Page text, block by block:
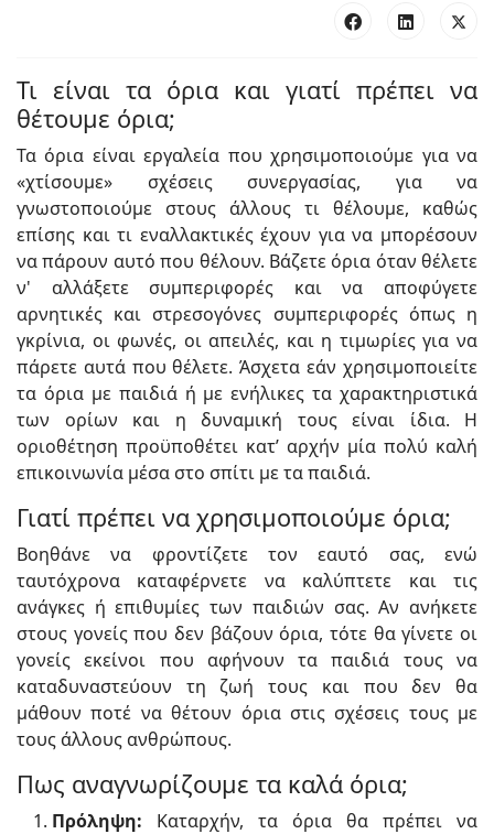
Τι είναι τα όρια και γιατί πρέπει να
θέτουμε όρια;
Τα όρια είναι εργαλεία που χρησιμοποιούμε για να
«χτίσουμε» σχέσεις συνεργασίας, για να
γνωστοποιούμε στους άλλους τι θέλουμε, καθώς
επίσης και τι εναλλακτικές έχουν για να μπορέσουν
να πάρουν αυτό που θέλουν. Βάζετε όρια όταν θέλετε
ν' αλλάξετε συμπεριφορές και να αποφύγετε
αρνητικές και στρεσογόνες συμπεριφορές όπως η
γκρίνια, οι φωνές, οι απειλές, και η τιμωρίες για να
πάρετε αυτά που θέλετε. Άσχετα εάν χρησιμοποιείτε
τα όρια με παιδιά ή με ενήλικες τα χαρακτηριστικά
των ορίων και η δυναμική τους είναι ίδια. Η
οριοθέτηση προϋποθέτει κατ’ αρχήν μία πολύ καλή
επικοινωνία μέσα στο σπίτι με τα παιδιά.
Γιατί πρέπει να χρησιμοποιούμε όρια;
Βοηθάνε να φροντίζετε τον εαυτό σας, ενώ
ταυτόχρονα καταφέρνετε να καλύπτετε και τις
ανάγκες ή επιθυμίες των παιδιών σας. Αν ανήκετε
στους γονείς που δεν βάζουν όρια, τότε θα γίνετε οι
γονείς εκείνοι που αφήνουν τα παιδιά τους να
καταδυναστεύουν τη ζωή τους και που δεν θα
μάθουν ποτέ να θέτουν όρια στις σχέσεις τους με
τους άλλους ανθρώπους.
Πως αναγνωρίζουμε τα καλά όρια;
Πρόληψη: Καταρχήν, τα όρια θα πρέπει να